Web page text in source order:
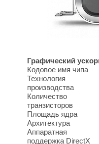
Графический
Кодовое имя чипа
Технология
производства
Количество
транзисторов
Площадь ядра
Архитектура
Аппаратная
поддержка DirectX